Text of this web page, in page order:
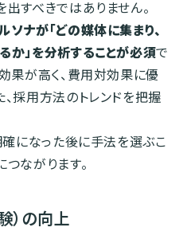
すべきではありません。
ナが「どの媒体に集まり、
か」を分析することが必須で
果が高く、費用対効果に優
採用方法のトレンドを把握
確になった後に手法を選ぶこ
ながります。
）の向上